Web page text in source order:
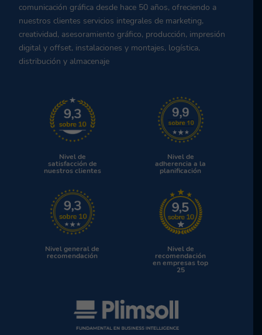
comunicación gráfica desde hace 50 años, ofreciendo a
nuestros clientes servicios integrales de marketing,
creatividad, asesoramiento gráfico, producción, impresión
digital y offset, instalaciones y montajes, logística,
distribución y almacenaje
Nivel de
satisfacción de
nuestros clientes
Nivel de
adherencia a la
planificación
Nivel general de
recomendación
Nivel de
recomendación
en empresas top
25